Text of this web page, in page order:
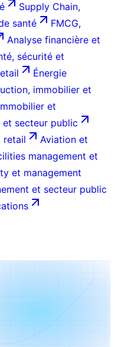
Supply Chain,
santé
FMCG,
Analyse financière et
sécurité et
Énergie
immobilier et
et
et secteur public
retail
Aviation et
management et
et management
et secteur public